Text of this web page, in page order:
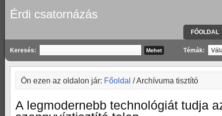
Érdi csatornázás
FŐOLDAL
Keresés: Témák:
Ön ezen az oldalon jár: Főoldal / Archívuma tisztító
A legmodernebb technológiát tudja